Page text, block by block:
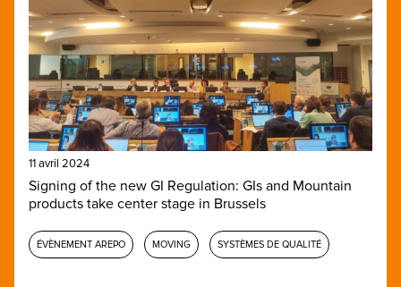
11 avril 2024
Signing of the new GI Regulation: GIs and Mountain
products take center stage in Brussels
ÉVÈNEMENT AREPO MOVING SYSTÈMES DE QUALITÉ